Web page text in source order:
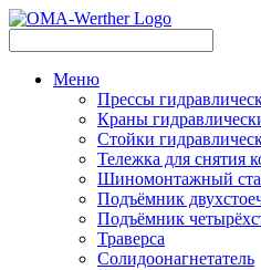
Меню
Прессы
Краны
Стойки
Тележка для снятия
Шиномонтажный
Подъёмник
Подъёмник
Траверса
Солидоонагнетатель